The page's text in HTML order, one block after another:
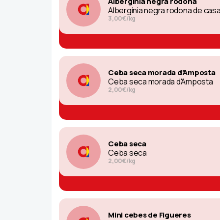
Albergínia negra rodona de
3,00€/kg
Ceba seca morada d'Amposta
Ceba seca morada d'Amposta
2,00€/kg
Ceba seca
Ceba seca
2,00€/kg
Mini cebes de Figueres